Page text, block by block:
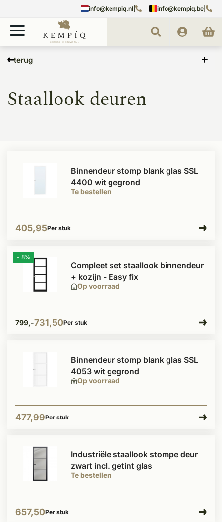
info@kempiq.nl info@kempiq.be
terug
Deuren BinnendeurenStaallook deuren
Staallook deuren
Te bestellen
Binnendeur stomp blank glas SSL
4400 wit gegrond
405,95Per stuk
- 8%
Op voorraad
Compleet set staallook binnendeur
+ kozijn - Easy fix
799,-731,50Per stuk
Op voorraad
Binnendeur stomp blank glas SSL
4053 wit gegrond
477,99Per stuk
Te bestellen
Industriële staallook stompe deur
zwart incl. getint glas
657,50Per stuk